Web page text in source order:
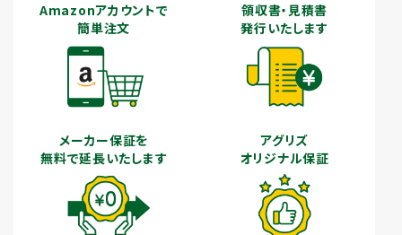
Amazonアカウントで
簡単注文
領収書・見積書
発行いたします
メーカー保証を
無料で延長いたします
アグリズ
オリジナル保証